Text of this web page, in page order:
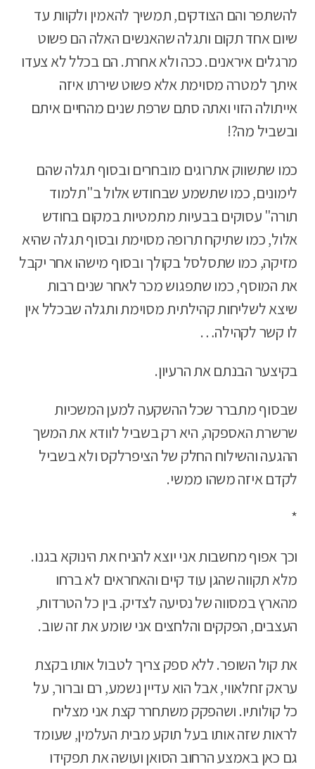
להשתפר והם הצודקים, תמשיך להאמין ולקוות עד
שיום אחד תקום ותגלה שהאנשים האלה הם פשוט
מרגלים איראנים. ככה ולא אחרת. הם בכלל לא צעדו
איתך למטרה מסוימת אלא פשוט שירתו איזה
אייתולה הזוי ואתה סתם שרפת שנים מהחיים איתם
ובשביל מה?!
כמו שתשווק אתרוגים מובחרים ובסוף תגלה שהם
לימונים, כמו שתשמע שבחודש אלול ב"תלמוד
תורה" עסוקים בבעיות מתמטיות במקום בחודש
אלול, כמו שתיקח תרופה מסוימת ובסוף תגלה שהיא
מזיקה, כמו שתסלסל בקולך ובסוף מישהו אחר יקבל
את המוסף, כמו שתפגוש מכר לאחר שנים רבות
שיצא לשליחות קהילתית מסוימת ותגלה שבכלל אין
לו קשר לקהילה…
בקיצער הבנתם את הרעיון.
שבסוף מתברר שכל ההשקעה למען המשכיות
שרשרת האספקה, היא רק בשביל לוודא את המשך
ההגעה והשילוח החלק של הציפרלקס ולא בשביל
לקדם איזה משהו ממשי.
*
וכך אפוף מחשבות אני יוצא להניח את הינוקא בגנו.
מלא תקווה שהגן עוד קיים והאחראים לא ברחו
מהארץ במסווה של נסיעה לצדיק. בין כל הטרדות,
העצבים, הפקקים והלחצים אני שומע את זה שוב.
את קול השופר. ללא ספק צריך לטבול אותו בקצת
עראק זחלאווי, אבל הוא עדיין נשמע, רם וברור, על
כל קולותיו. ושהפקק משתחרר קצת אני מצליח
לראות שזה אותו בעל תוקע מבית העלמין, שעומד
גם כאן באמצע הרחוב הסואן ועושה את תפקידו